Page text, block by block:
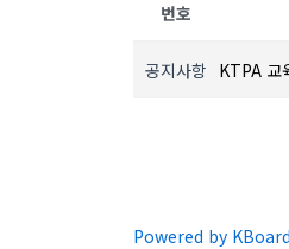
번호
공지사항 KTPA 교
Powered by KBoard